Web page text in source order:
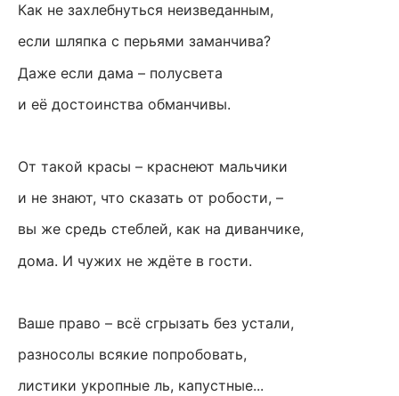
Как не захлебнуться неизведанным,
если шляпка с перьями заманчива?
Даже если дама – полусвета
и её достоинства обманчивы.
От такой красы – краснеют мальчики
и не знают, что сказать от робости, –
вы же средь стеблей, как на диванчике,
дома. И чужих не ждёте в гости.
Ваше право – всё сгрызать без устали,
разносолы всякие попробовать,
листики укропные ль, капустные...